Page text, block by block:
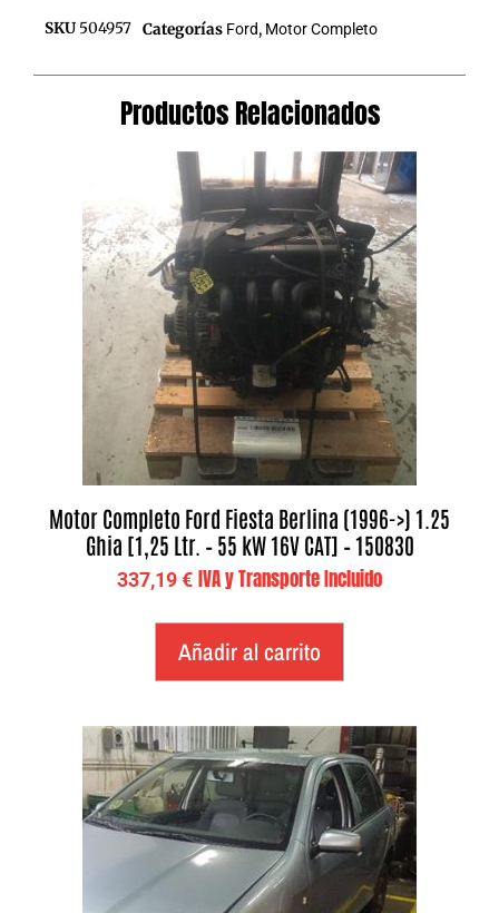
SKU 504957 Categorías Ford, Motor Completo
Productos Relacionados
Motor Completo Ford Fiesta Berlina (1996->) 1.25
Ghia [1,25 Ltr. – 55 kW 16V CAT] – 150830
337,19€ IVA y Transporte Incluido
Añadir al carrito